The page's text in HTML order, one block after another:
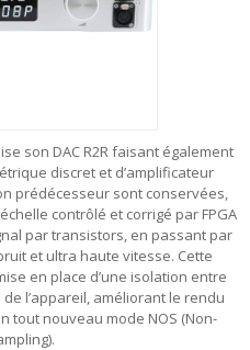
son DAC R2R faisant également
discret et d’amplificateur
prédécesseur sont conservées,
contrôlé et corrigé par FPGA
par transistors, en passant par
et ultra haute vitesse. Cette
en place d’une isolation entre
l’appareil, améliorant le rendu
tout nouveau mode NOS (Non-